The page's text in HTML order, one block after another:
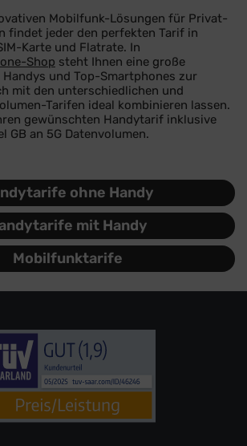
Mobilfunk-Lösungen für Privat-
findet jeder den perfekten Tarif in
Karte und Flatrate. In
Shop steht Ihnen eine große
und Top-Smartphones zur
mit den unterschiedlichen und
Tarifen ideal kombinieren lassen.
gewünschten Handytarif inklusive
GB an 5G Datenvolumen.
ohne Handy
mit Handy
Mobilfunktarife